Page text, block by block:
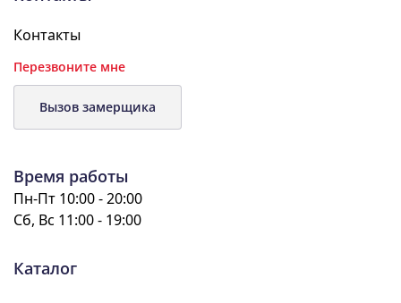
Контакты
Перезвоните мне
Вызов замерщика
Время работы
Пн-Пт 10:00 - 20:00
Сб, Вс 11:00 - 19:00
Каталог